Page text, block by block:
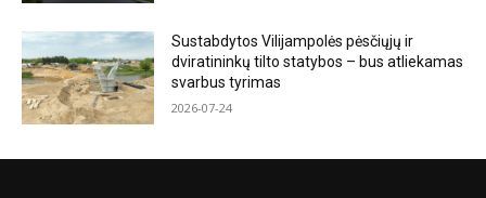
Sustabdytos Vilijampolės pėsčiųjų ir
dviratininkų tilto statybos – bus atliekamas
svarbus tyrimas
2026-07-24